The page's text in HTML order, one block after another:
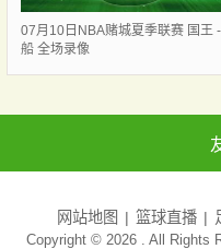
07月10日NBA赌城夏季联赛 国王
船 全场录像
网站地图 篮球直播
Copyright © 2026 . All Rights